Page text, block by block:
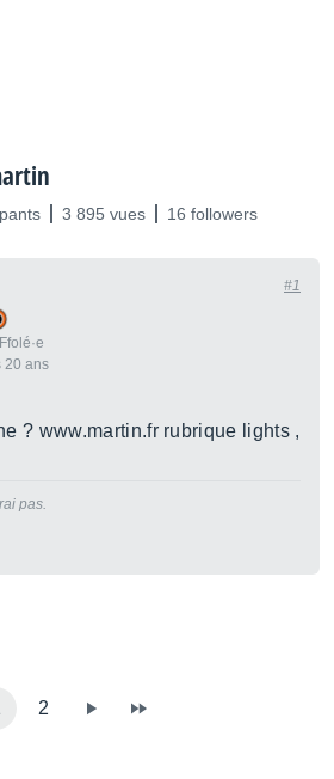
3 895 vues 16 followers
20 ans
#1
? www.martin.fr rubrique lights ,
pas.
2